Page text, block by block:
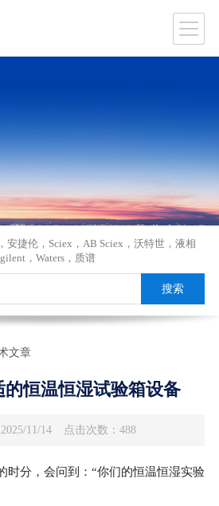
， 安捷伦， Sciex ， AB Sciex ， 沃特世， 液相
， Waters， 质谱
文章
恒温恒湿试验箱设备
11/14 点击次数：488
时分，会问到：“你们的恒温恒湿实验